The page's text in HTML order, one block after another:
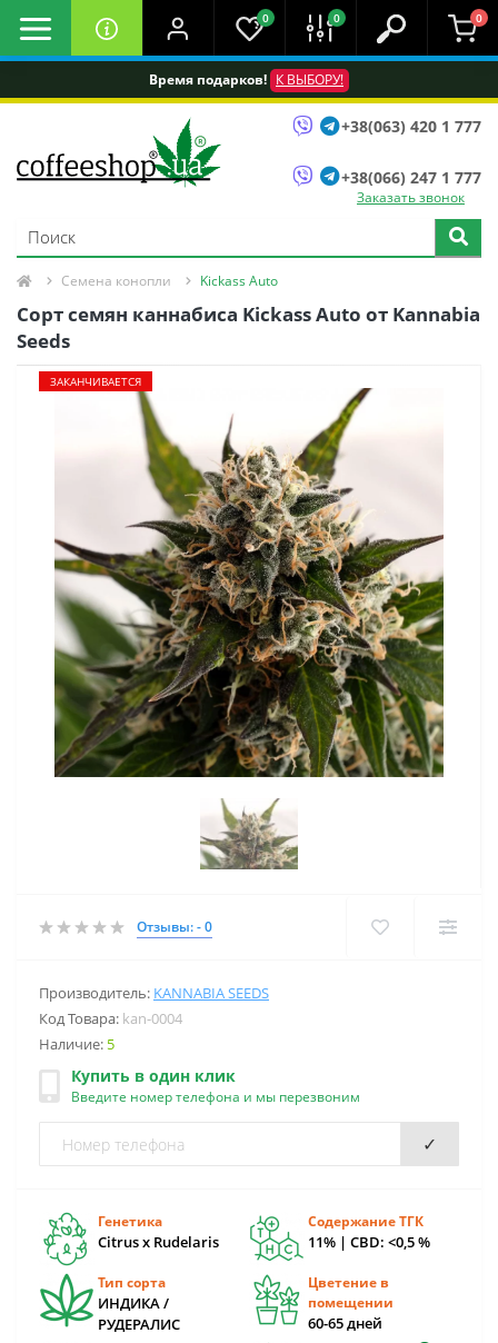
Время подарков! К ВЫБОРУ!
0 0 0
+38(063) 420 1 777
+38(066) 247 1 777
Заказать звонок
Семена конопли Kickass Auto
Сорт семян каннабиса Kickass Auto от Kannabia
Seeds
ЗАКАНЧИВАЕТСЯ
Отзывы: - 0
Производитель: KANNABIA SEEDS
Код Товара: kan-0004
Наличие: 5
Купить в один клик
Введите номер телефона и мы перезвоним
✓
Генетика
Citrus x Rudelaris
Содержание ТГК
11% | CBD: <0,5 %
Тип сорта
ИНДИКА /
РУДЕРАЛИС
Цветение в
помещении
60-65 дней